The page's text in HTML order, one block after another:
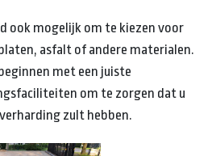
ook mogelijk om te kiezen voor
asfalt of andere materialen.
met een juiste
om te zorgen dat u
zult hebben.